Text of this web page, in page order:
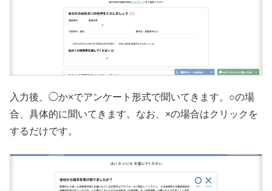
入力後、◯か×でアンケート形式で聞いてきます。○の場
合、具体的に聞いてきます。なお、×の場合はクリックを
するだけです。